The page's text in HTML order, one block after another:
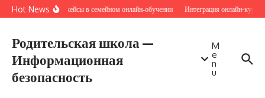
Перейти к содержанию
Hot NewsМикрокейсы в семейном онлайн‑обучении Интеграция онлайн-
Родительская школа —
Информационная
безопасность
M
e
n
u